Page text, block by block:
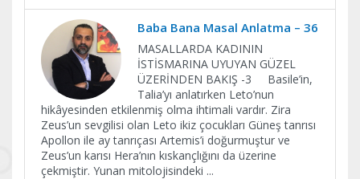
Baba Bana Masal Anlatma – 36
MASALLARDA KADININ
İSTİSMARINA UYUYAN GÜZEL
ÜZERİNDEN BAKIŞ -3 Basile’in,
Talia’yı anlatırken Leto’nun
hikâyesinden etkilenmiş olma ihtimali vardır. Zira
Zeus’un sevgilisi olan Leto ikiz çocukları Güneş tanrısı
Apollon ile ay tanrıçası Artemis’i doğurmuştur ve
Zeus’un karısı Hera’nın kıskançlığını da üzerine
çekmiştir. Yunan mitolojisindeki ...